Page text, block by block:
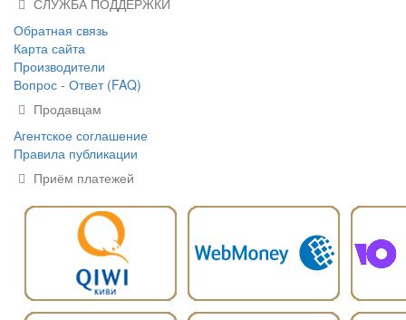
СЛУЖБА ПОДДЕРЖКИ
Обратная связь
Карта сайта
Производители
Вопрос - Ответ (FAQ)
Продавцам
Агентское соглашение
Правила публикации
Приём платежей